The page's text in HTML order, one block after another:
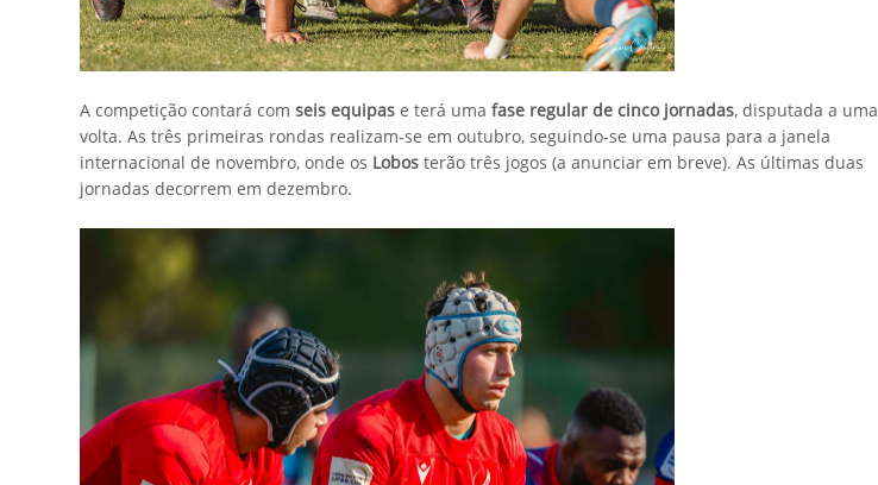
A competição contará comseis equipas e terá umafase regular de cinco jornadas, disputada a uma
volta. As três primeiras rondas realizam-se em outubro, seguindo-se uma pausa para a janela
internacional de novembro, onde os Lobos terão três jogos (a anunciar em breve). As últimas duas
jornadas decorrem em dezembro.